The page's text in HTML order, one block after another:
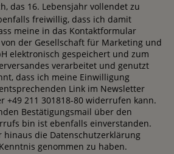
das 16. Lebensjahr vollendet zu
freiwillig, dass ich damit
meine in das Kontaktformular
der Gesellschaft für Marketing und
elektronisch gespeichert und zum
verarbeitet und genutzt
dass ich meine Einwilligung
Link im Newsletter
+49 211 301818-80 widerrufen kann.
Bestätigungsmail über den
bin ist ebenfalls einverstanden.
hinaus die Datenschutzerklärung
genommen zu haben.